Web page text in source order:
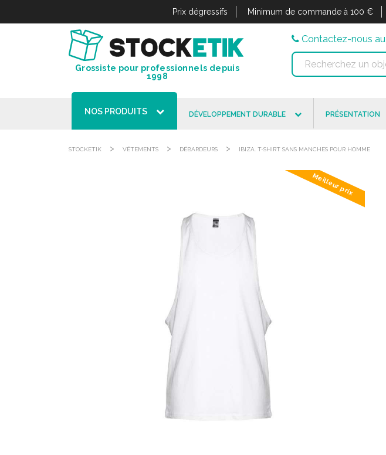
Prix dégressifs Minimum de commande à 100 €
Grossiste pour professionnels depuis
1998
Contactez-nous au
NOS PRODUITS DÉVELOPPEMENT DURABLE PRÉSENTATION
STOCKETIK > VÊTEMENTS > DÉBARDEURS > IBIZA. T-SHIRT SANS MANCHES POUR HOMME
Meilleur prix